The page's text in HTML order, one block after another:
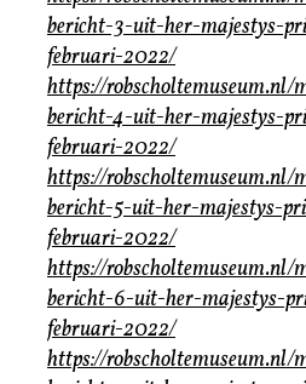
bericht-3-uit-her-majestys-
februari-2022/
https://
bericht-4-uit-her-majestys-
februari-2022/
https://
bericht-5-uit-her-majestys-
februari-2022/
https://
bericht-6-uit-her-majestys-
februari-2022/
https://